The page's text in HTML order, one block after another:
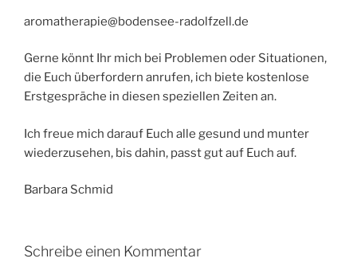
aromatherapie@bodensee-radolfzell.de
Gerne könnt Ihr mich bei Problemen oder Situationen,
die Euch überfordern anrufen, ich biete kostenlose
Erstgespräche in diesen speziellen Zeiten an.
Ich freue mich darauf Euch alle gesund und munter
wiederzusehen, bis dahin, passt gut auf Euch auf.
Barbara Schmid
Schreibe einen Kommentar